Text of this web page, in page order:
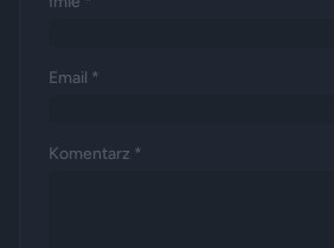
Email *
Komentarz *